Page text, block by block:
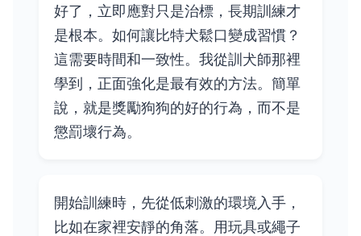
好了，立即應對只是治標，長期訓練才
是根本。如何讓比特犬鬆口變成習慣？
這需要時間和一致性。我從訓犬師那裡
學到，正面強化是最有效的方法。簡單
說，就是獎勵狗狗的好的行為，而不是
懲罰壞行為。
開始訓練時，先從低刺激的環境入手，
比如在家裡安靜的角落。用玩具或繩子